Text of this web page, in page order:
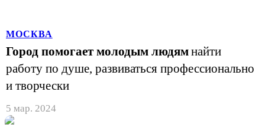
МОСКВА
Город помогает молодым людямнайти
работу по душе, развиваться профессионально
и творчески
5 мар. 2024